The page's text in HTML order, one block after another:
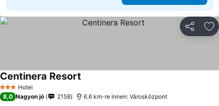
3 Kategória
Hotel
Centinera Resort
8,0 Nagyon jó 2158 6.6 km-re innen: Városközpont